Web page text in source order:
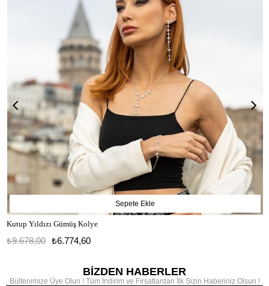
Kutup Yıldızı Gümüş Kolye
₺6.774,60
₺9.678,00
Sepete Ekle
BİZDEN HABERLER
Bültenimize Üye Olun ! Tüm İndirim ve Fırsatlardan İlk Sizin Haberiniz Olsun !